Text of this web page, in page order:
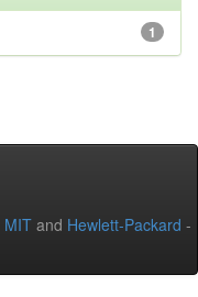
1
MIT and Hewlett-Packard -